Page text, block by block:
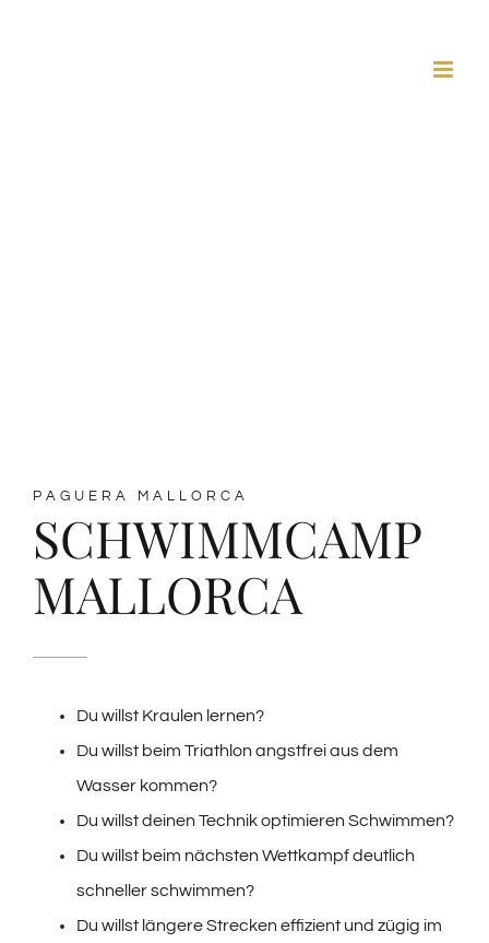
PAGUERA MALLORCA
SCHWIMMCAMP
MALLORCA
Du willst Kraulen lernen?
Du willst beim Triathlon angstfrei aus dem
Wasser kommen?
Du willst deinen Technik optimieren Schwimmen?
Du willst beim nächsten Wettkampf deutlich
schneller schwimmen?
Du willst längere Strecken effizient und zügig im